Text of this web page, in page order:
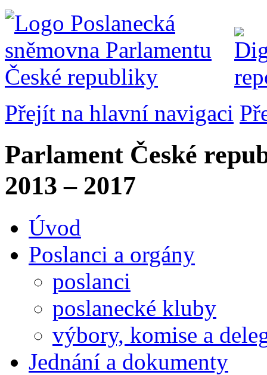
Přejít na hlavní navigaci
Parlament České
2013 – 2017
Úvod
Poslanci a orgány
poslanci
poslanecké kluby
výbory, komise a
Jednání a dokumenty